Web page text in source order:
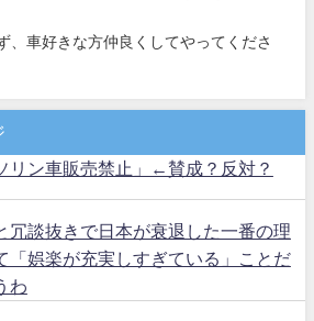
、車好きな方仲良くしてやってくださ
リン車販売禁止」←賛成？反対？
冗談抜きで日本が衰退した一番の理
「娯楽が充実しすぎている」ことだ
わ